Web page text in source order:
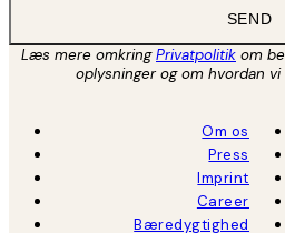
SEND
Læs mere omkringPrivatpolitik om
oplysninger og om hvordan
Om os
Press
Imprint
Career
Bæredygtighed